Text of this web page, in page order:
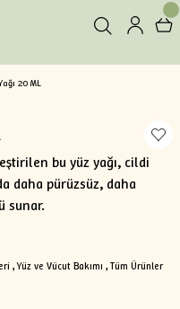
20 ML
bu yüz yağı, cildi
daha pürüzsüz, daha
sunar.
,Yüz ve Vücut Bakımı , Tüm Ürünler